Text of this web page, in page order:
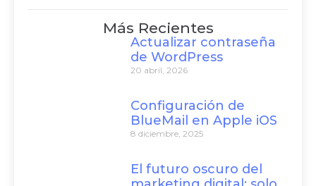
Más Recientes
Actualizar contraseña
de WordPress
20 abril, 2026
Configuración de
BlueMail en Apple iOS
8 diciembre, 2025
El futuro oscuro del